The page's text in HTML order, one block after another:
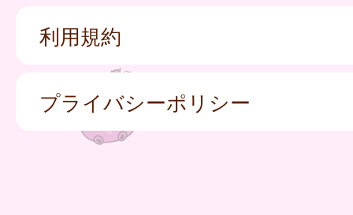
利用規約
プライバシーポリシー